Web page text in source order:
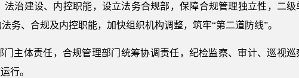
治建设、内控职能，设立法务合规部，保障合规管理独立性，二级
务、合规及内控职能，加快组织机构调整，筑牢“第二道防线”。
主体责任，合规管理部门统筹协调责任，纪检监察、审计、巡视巡
行。